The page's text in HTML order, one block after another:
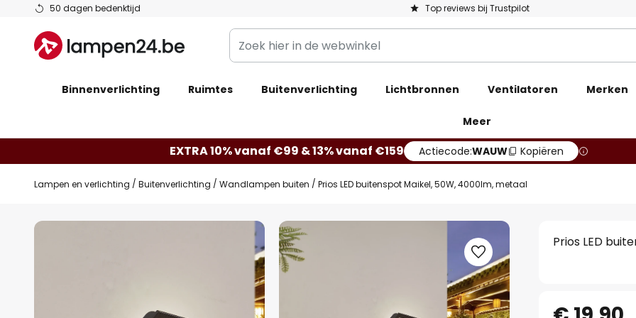
50 dagen bedenktijd Top reviews bij Trustpilot
Ga
de
inhoud
Zoek
hier
de
Binnenverlichting Ruimtes Buitenverlichting Lichtbronnen Ventilatoren Merken
Meer
EXTRA 10% vanaf €99 & 13% vanaf €159 Actiecode:WAUW Kopiëren
Lampen en verlichting Buitenverlichting Wandlampen buiten Prios LED buitenspot Maikel, 50W, 4000lm, metaal
Ga
Prios LED